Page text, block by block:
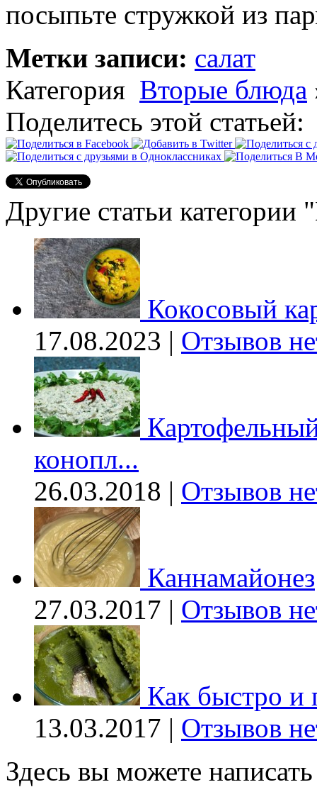
посыпьте стружкой из
Метки записи: салат
Категория Вторые блюда
Поделитесь этой статьей:
Другие статьи
Кокосовый
17.08.2023 | Отзывов
конопл...
26.03.2018 | Отзывов
Каннамайонез
27.03.2017 | Отзывов
Как быстро и
13.03.2017 | Отзывов
Здесь вы можете